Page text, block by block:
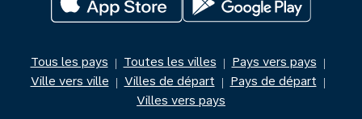
Tous les pays | Toutes les villes | Pays vers pays |
Ville vers ville | Villes de départ | Pays de départ |
Villes vers pays